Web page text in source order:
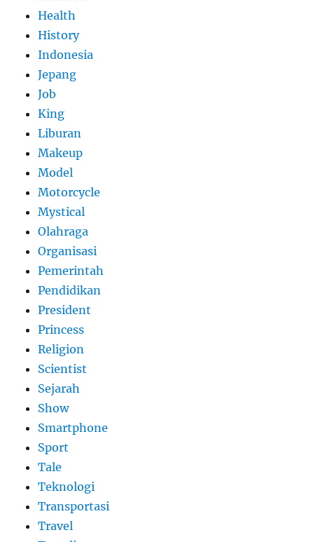
Health
History
Indonesia
Jepang
Job
King
Liburan
Makeup
Model
Motorcycle
Mystical
Olahraga
Organisasi
Pemerintah
Pendidikan
President
Princess
Religion
Scientist
Sejarah
Show
Smartphone
Sport
Tale
Teknologi
Transportasi
Travel